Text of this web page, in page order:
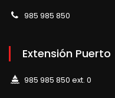
985 985 850
Extensión Puerto
985 985 850 ext. 0